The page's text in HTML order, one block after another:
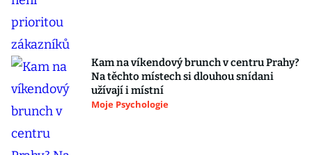
Kam na víkendový brunch v centru Prahy?
Na těchto místech si dlouhou snídani
užívají i místní
Moje Psychologie